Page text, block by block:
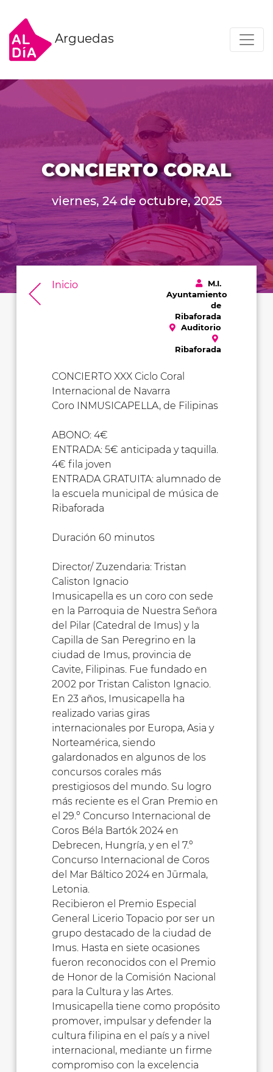
Arguedas
CONCIERTO CORAL
viernes, 24 de octubre, 2025
Inicio
M.I.
Ayuntamiento
de
Ribaforada
Auditorio
Ribaforada
CONCIERTO XXX Ciclo Coral
Internacional de Navarra
Coro INMUSICAPELLA, de Filipinas
ABONO: 4€
ENTRADA: 5€ anticipada y taquilla.
4€ fila joven
ENTRADA GRATUITA: alumnado de
la escuela municipal de música de
Ribaforada
Duración 60 minutos
Director/ Zuzendaria: Tristan
Caliston Ignacio
Imusicapella es un coro con sede
en la Parroquia de Nuestra Señora
del Pilar (Catedral de Imus) y la
Capilla de San Peregrino en la
ciudad de Imus, provincia de
Cavite, Filipinas. Fue fundado en
2002 por Tristan Caliston Ignacio.
En 23 años, Imusicapella ha
realizado varias giras
internacionales por Europa, Asia y
Norteamérica, siendo
galardonados en algunos de los
concursos corales más
prestigiosos del mundo. Su logro
más reciente es el Gran Premio en
el 29.º Concurso Internacional de
Coros Béla Bartók 2024 en
Debrecen, Hungría, y en el 7.º
Concurso Internacional de Coros
del Mar Báltico 2024 en Jūrmala,
Letonia.
Recibieron el Premio Especial
General Licerio Topacio por ser un
grupo destacado de la ciudad de
Imus. Hasta en siete ocasiones
fueron reconocidos con el Premio
de Honor de la Comisión Nacional
para la Cultura y las Artes.
Imusicapella tiene como propósito
promover, impulsar y defender la
cultura filipina en el país y a nivel
internacional, mediante un firme
compromiso con la excelencia